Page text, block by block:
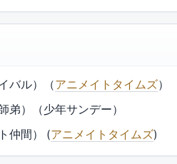
バル）（アニメイトタイムズ）
弟）（少年サンデー）
仲間） (アニメイトタイムズ)